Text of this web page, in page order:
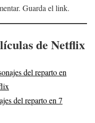
Guarda el link.
de Netflix
del reparto en
del reparto en 7